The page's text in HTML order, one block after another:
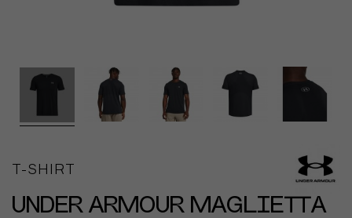
T-SHIRT
UNDER ARMOUR MAGLIETTA